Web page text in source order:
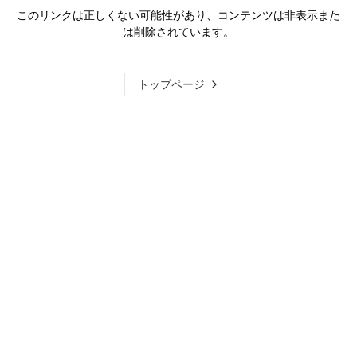
このリンクは正しくない可能性があり、コンテンツは非表示また
は削除されています。
トップページ